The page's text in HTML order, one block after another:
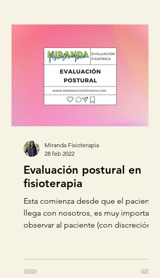
Evaluación postural en
fisioterapia
Esta comienza desde que el paciente
llega con nosotros, es muy importante
observar al paciente (con discreción)
Miranda Fisioterapia
28 feb 2022